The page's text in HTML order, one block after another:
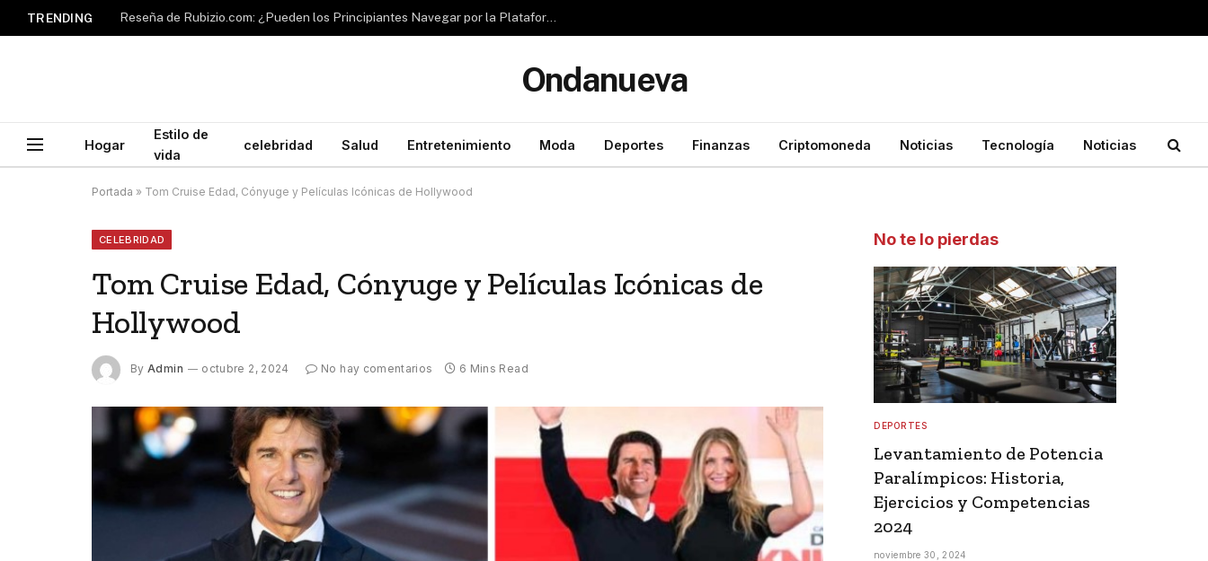
TRENDING Reseña de Rubizio.com: ¿Pueden los Principiantes Navegar por la Plataforma con Facilidad?
Ondanueva
Hogar
Estilo de
vida
celebridad Salud Entretenimiento Moda Deportes Finanzas Criptomoneda Noticias Tecnología Noticias
Portada » Tom Cruise Edad, Cónyuge y Películas Icónicas de Hollywood
CELEBRIDAD
Tom Cruise Edad, Cónyuge y Películas Icónicas de
Hollywood
By Admin octubre 2, 2024 No hay comentarios 6 Mins Read
No te lo pierdas
DEPORTES
Levantamiento de Potencia
Paralímpicos: Historia,
Ejercicios y Competencias
2024
noviembre 30, 2024